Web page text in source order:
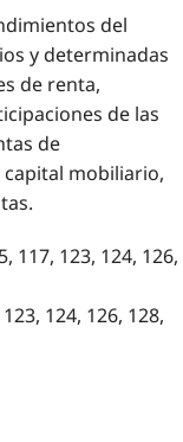
del
y determinadas
de renta,
de las
de
mobiliario,
117, 123, 124, 126,
124, 126, 128,